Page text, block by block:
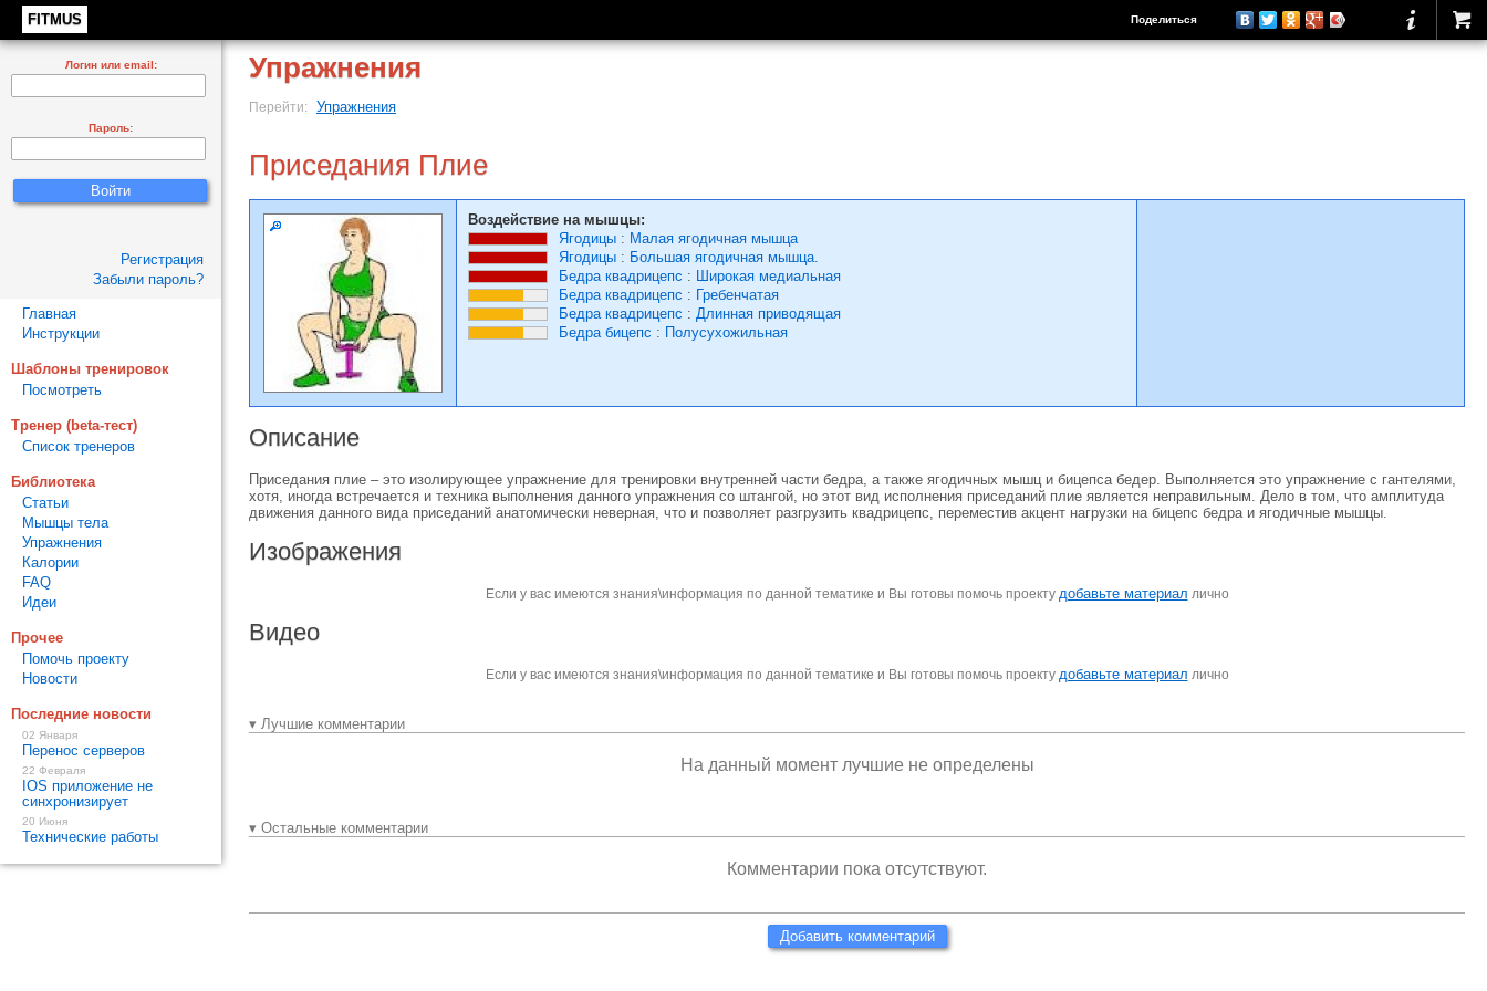
FITMUS Поделиться
Упражнения
Перейти: Упражнения
Приседания Плие
Воздействие на мышцы:
Ягодицы : Малая ягодичная мышца
Ягодицы : Большая ягодичная мышца.
Бедра квадрицепс : Широкая медиальная
Бедра квадрицепс : Гребенчатая
Бедра квадрицепс : Длинная приводящая
Бедра бицепс : Полусухожильная
Описание
Приседания плие – это изолирующее упражнение для тренировки внутренней части бедра, а также ягодичных мышц и бицепса бедер. Выполняется это упражнение с гантелями,
хотя, иногда встречается и техника выполнения данного упражнения со штангой, но этот вид исполнения приседаний плие является неправильным. Дело в том, что амплитуда
движения данного вида приседаний анатомически неверная, что и позволяет разгрузить квадрицепс, переместив акцент нагрузки на бицепс бедра и ягодичные мышцы.
Изображения
Если у вас имеются знания\информация по данной тематике и Вы готовы помочь проекту добавьте материал лично
Видео
Если у вас имеются знания\информация по данной тематике и Вы готовы помочь проекту добавьте материал лично
▾ Лучшие комментарии
На данный момент лучшие не определены
▾ Остальные комментарии
Комментарии пока отсутствуют.
Добавить комментарий
Логин или email:
Пароль:
Регистрация
Забыли пароль?
Главная
Инструкции
Шаблоны тренировок
Посмотреть
Тренер (beta-тест)
Список тренеров
Библиотека
Статьи
Мышцы тела
Упражнения
Калории
FAQ
Идеи
Прочее
Помочь проекту
Новости
Последние новости
02 Января
Перенос серверов
22 Февраля
IOS приложение не
синхронизирует
20 Июня
Технические работы